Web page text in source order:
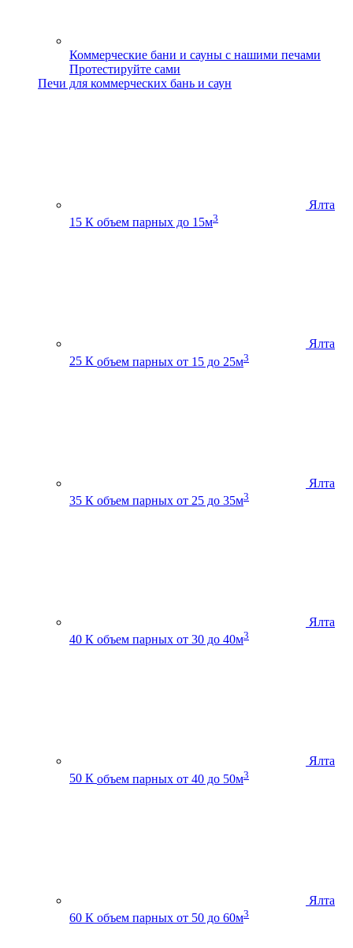
Коммерческие бани и сауны с нашими печами
Протестируйте сами
Печи для коммерческих бань и саун
Ялта
15 К объем парных до 15м3
Ялта
25 К объем парных от 15 до 25м3
Ялта
35 К объем парных от 25 до 35м3
Ялта
40 К объем парных от 30 до 40м3
Ялта
50 К объем парных от 40 до 50м3
Ялта
60 К объем парных от 50 до 60м3